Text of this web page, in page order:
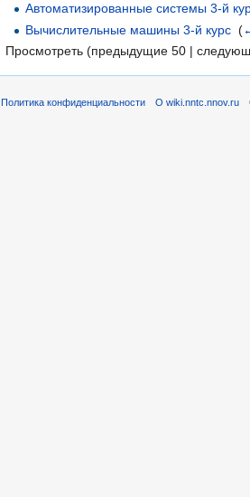
Автоматизированные системы 3-й
Вычислительные машины 3-й курс ‎(
Просмотреть (предыдущие 50 |
Политика конфиденциальности О wiki.nntc.nnov.ru